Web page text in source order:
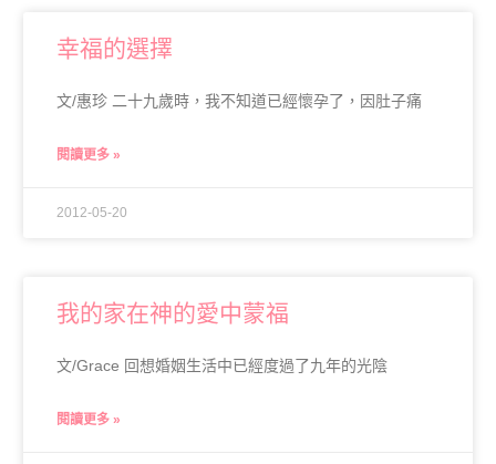
幸福的選擇
文/惠珍 二十九歲時，我不知道已經懷孕了，因肚子痛
閱讀更多 »
2012-05-20
我的家在神的愛中蒙福
文/Grace 回想婚姻生活中已經度過了九年的光陰
閱讀更多 »